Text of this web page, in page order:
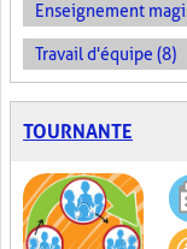
Enseignement
Travail d'équipe (8)
TOURNANTE